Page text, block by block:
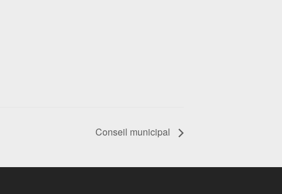
Conseil municipal